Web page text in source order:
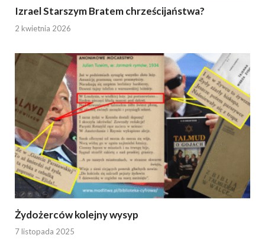
Izrael Starszym Bratem chrześcijaństwa?
2 kwietnia 2026
Żydożerców kolejny wysyp
7 listopada 2025